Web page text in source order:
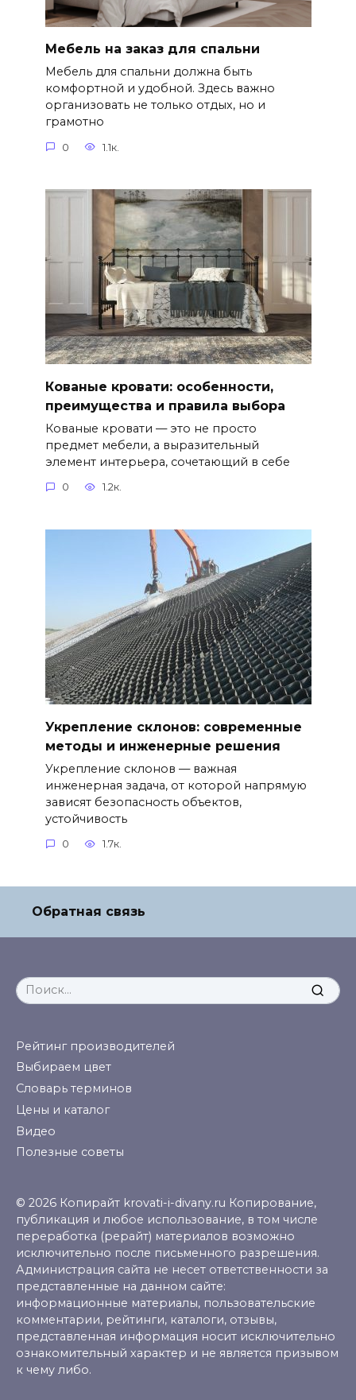
Мебель на заказ для спальни
Мебель для спальни должна быть
комфортной и удобной. Здесь важно
организовать не только отдых, но и
грамотно
0 1.1к.
Кованые кровати: особенности,
преимущества и правила выбора
Кованые кровати — это не просто
предмет мебели, а выразительный
элемент интерьера, сочетающий в себе
0 1.2к.
Укрепление склонов: современные
методы и инженерные решения
Укрепление склонов — важная
инженерная задача, от которой напрямую
зависят безопасность объектов,
устойчивость
0 1.7к.
Обратная связь
Search
for:
Рейтинг производителей
Выбираем цвет
Словарь терминов
Цены и каталог
Видео
Полезные советы
© 2026 Копирайт krovati-i-divany.ru Копирование,
публикация и любое использование, в том числе
переработка (рерайт) материалов возможно
исключительно после письменного разрешения.
Администрация сайта не несет ответственности за
представленные на данном сайте:
информационные материалы, пользовательские
комментарии, рейтинги, каталоги, отзывы,
представленная информация носит исключительно
ознакомительный характер и не является призывом
к чему либо.